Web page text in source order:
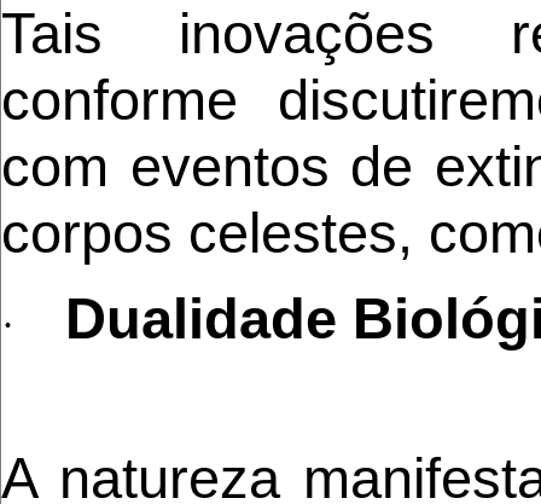
Tais inovações
conforme
com eventos de
corpos celestes,
· Dualidade
A natureza